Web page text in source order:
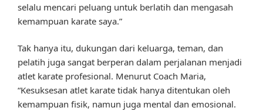
selalu mencari peluang untuk berlatih dan mengasah
kemampuan karate saya.”
Tak hanya itu, dukungan dari keluarga, teman, dan
pelatih juga sangat berperan dalam perjalanan menjadi
atlet karate profesional. Menurut Coach Maria,
“Kesuksesan atlet karate tidak hanya ditentukan oleh
kemampuan fisik, namun juga mental dan emosional.